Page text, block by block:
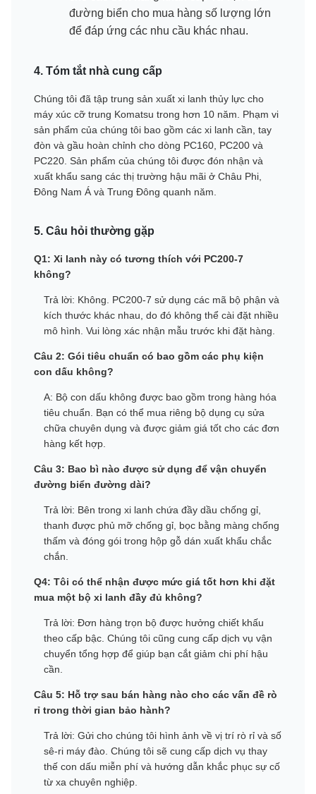
đường biển cho mua hàng số lượng lớn
để đáp ứng các nhu cầu khác nhau.
4. Tóm tắt nhà cung cấp
Chúng tôi đã tập trung sản xuất xi lanh thủy lực cho
máy xúc cỡ trung Komatsu trong hơn 10 năm. Phạm vi
sản phẩm của chúng tôi bao gồm các xi lanh cần, tay
đòn và gầu hoàn chỉnh cho dòng PC160, PC200 và
PC220. Sản phẩm của chúng tôi được đón nhận và
xuất khẩu sang các thị trường hậu mãi ở Châu Phi,
Đông Nam Á và Trung Đông quanh năm.
5. Câu hỏi thường gặp
Q1: Xi lanh này có tương thích với PC200-7
không?
Trả lời: Không. PC200-7 sử dụng các mã bộ phận và
kích thước khác nhau, do đó không thể cài đặt nhiều
mô hình. Vui lòng xác nhận mẫu trước khi đặt hàng.
Câu 2: Gói tiêu chuẩn có bao gồm các phụ kiện
con dấu không?
A: Bộ con dấu không được bao gồm trong hàng hóa
tiêu chuẩn. Bạn có thể mua riêng bộ dụng cụ sửa
chữa chuyên dụng và được giảm giá tốt cho các đơn
hàng kết hợp.
Câu 3: Bao bì nào được sử dụng để vận chuyển
đường biển đường dài?
Trả lời: Bên trong xi lanh chứa đầy dầu chống gỉ,
thanh được phủ mỡ chống gỉ, bọc bằng màng chống
thấm và đóng gói trong hộp gỗ dán xuất khẩu chắc
chắn.
Q4: Tôi có thể nhận được mức giá tốt hơn khi đặt
mua một bộ xi lanh đầy đủ không?
Trả lời: Đơn hàng trọn bộ được hưởng chiết khấu
theo cấp bậc. Chúng tôi cũng cung cấp dịch vụ vận
chuyển tổng hợp để giúp bạn cắt giảm chi phí hậu
cần.
Câu 5: Hỗ trợ sau bán hàng nào cho các vấn đề rò
rỉ trong thời gian bảo hành?
Trả lời: Gửi cho chúng tôi hình ảnh về vị trí rò rỉ và số
sê-ri máy đào. Chúng tôi sẽ cung cấp dịch vụ thay
thế con dấu miễn phí và hướng dẫn khắc phục sự cố
từ xa chuyên nghiệp.